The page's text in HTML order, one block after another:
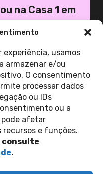
experiência, usamos
armazenar e/ou
O consentimento
processar dados
ou IDs
ou a
afetar
e funções.
consulte
.
na Casa 1 em